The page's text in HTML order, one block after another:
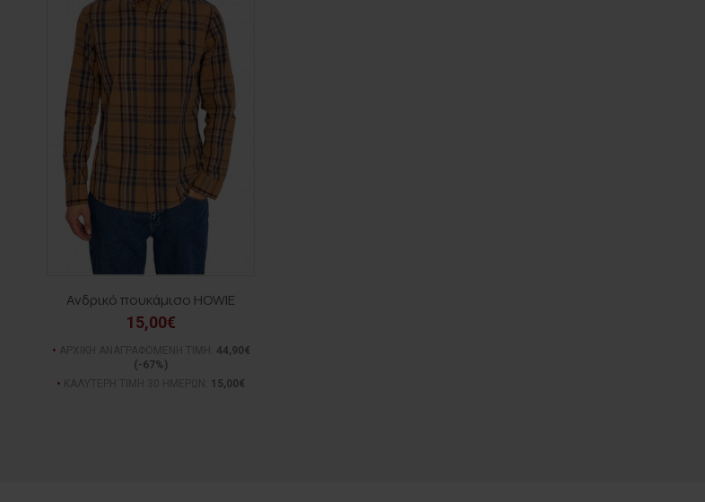
Ανδρικό πουκάμισο HOWIE
15,00€
44,90€
(-67%)
15,00€